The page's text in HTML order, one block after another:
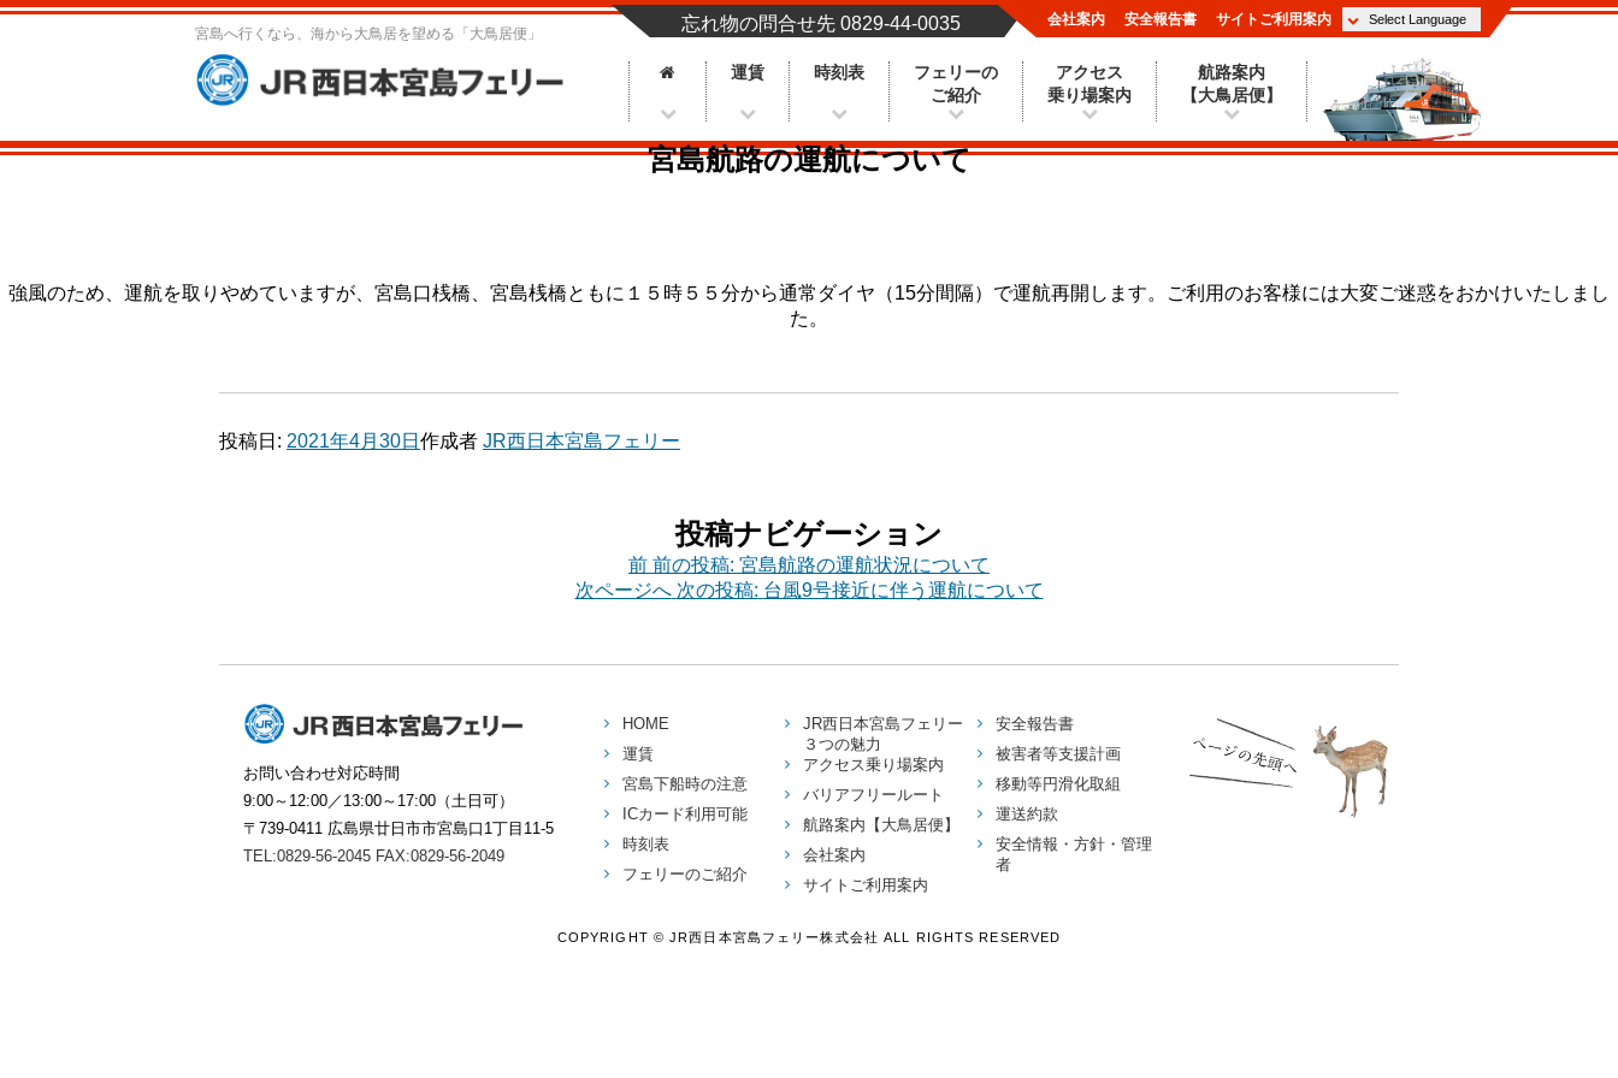
宮島へ行くなら、海から大鳥居を望める「大鳥居便」
JR西日本宮島フェリー
忘れ物の問合せ先 0829-44-0035 会社案内 安全報告書 サイトご利用案内
運賃 時刻表
フェリーの
ご紹介
アクセス
乗り場案内
航路案内
【大鳥居便】
宮島航路の運航について
強風のため、運航を取りやめていますが、宮島口桟橋、宮島桟橋ともに１５時５５分から通常ダイヤ（15分間隔）で運航再開します。ご利用のお客様には大変ご迷惑をおかけいたしまし
た。
投稿日: 2021年4月30日 作成者 JR西日本宮島フェリー
投稿ナビゲーション
前 前の投稿: 宮島航路の運航状況について
次ページへ 次の投稿: 台風9号接近に伴う運航について
HOME
運賃
宮島下船時の注意
ICカード利用可能
時刻表
フェリーのご紹介
JR西日本宮島フェリー
３つの魅力
アクセス乗り場案内
バリアフリールート
航路案内【大鳥居便】
会社案内
サイトご利用案内
安全報告書
被害者等支援計画
移動等円滑化取組
運送約款
安全情報・方針・管理
者
お問い合わせ対応時間
9:00～12:00／13:00～17:00（土日可）
〒739-0411 広島県廿日市市宮島口1丁目11-5
TEL:0829-56-2045 FAX:0829-56-2049
COPYRIGHT © JR西日本宮島フェリー株式会社 ALL RIGHTS RESERVED